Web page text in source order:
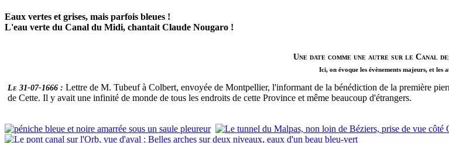
Eaux vertes et grises, mais parfois bleues !
L'eau verte du Canal du Midi, chantait Claude Nougaro !
Une date comme une autre sur le Canal
Ici, on évoque les évènements majeurs, et les
Le 31-07-1666 : Lettre de M. Tubeuf à Colbert, envoyée de Montpellier, l'informant de la bénédiction de la première
de Cette. Il y avait une infinité de monde de tous les endroits de cette Province et même beaucoup d'étrangers.